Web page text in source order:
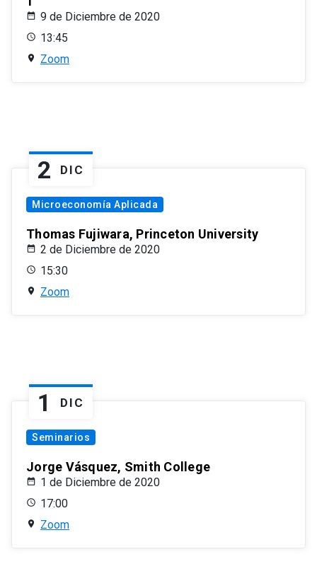
9 de Diciembre de 2020
13:45
Zoom
2 DIC
Microeconomía Aplicada
Thomas Fujiwara, Princeton University
2 de Diciembre de 2020
15:30
Zoom
1 DIC
Seminarios
Jorge Vásquez, Smith College
1 de Diciembre de 2020
17:00
Zoom